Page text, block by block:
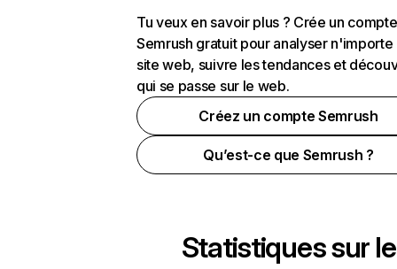
Tu veux en savoir plus ? Crée un compte
Semrush gratuit pour analyser n'importe
site web, suivre les tendances et
qui se passe sur le web.
Créez un compte Semrush
Qu’est-ce que Semrush ?
Statistiques sur le